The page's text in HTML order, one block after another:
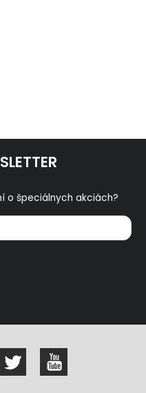
o špeciálnych akciách?